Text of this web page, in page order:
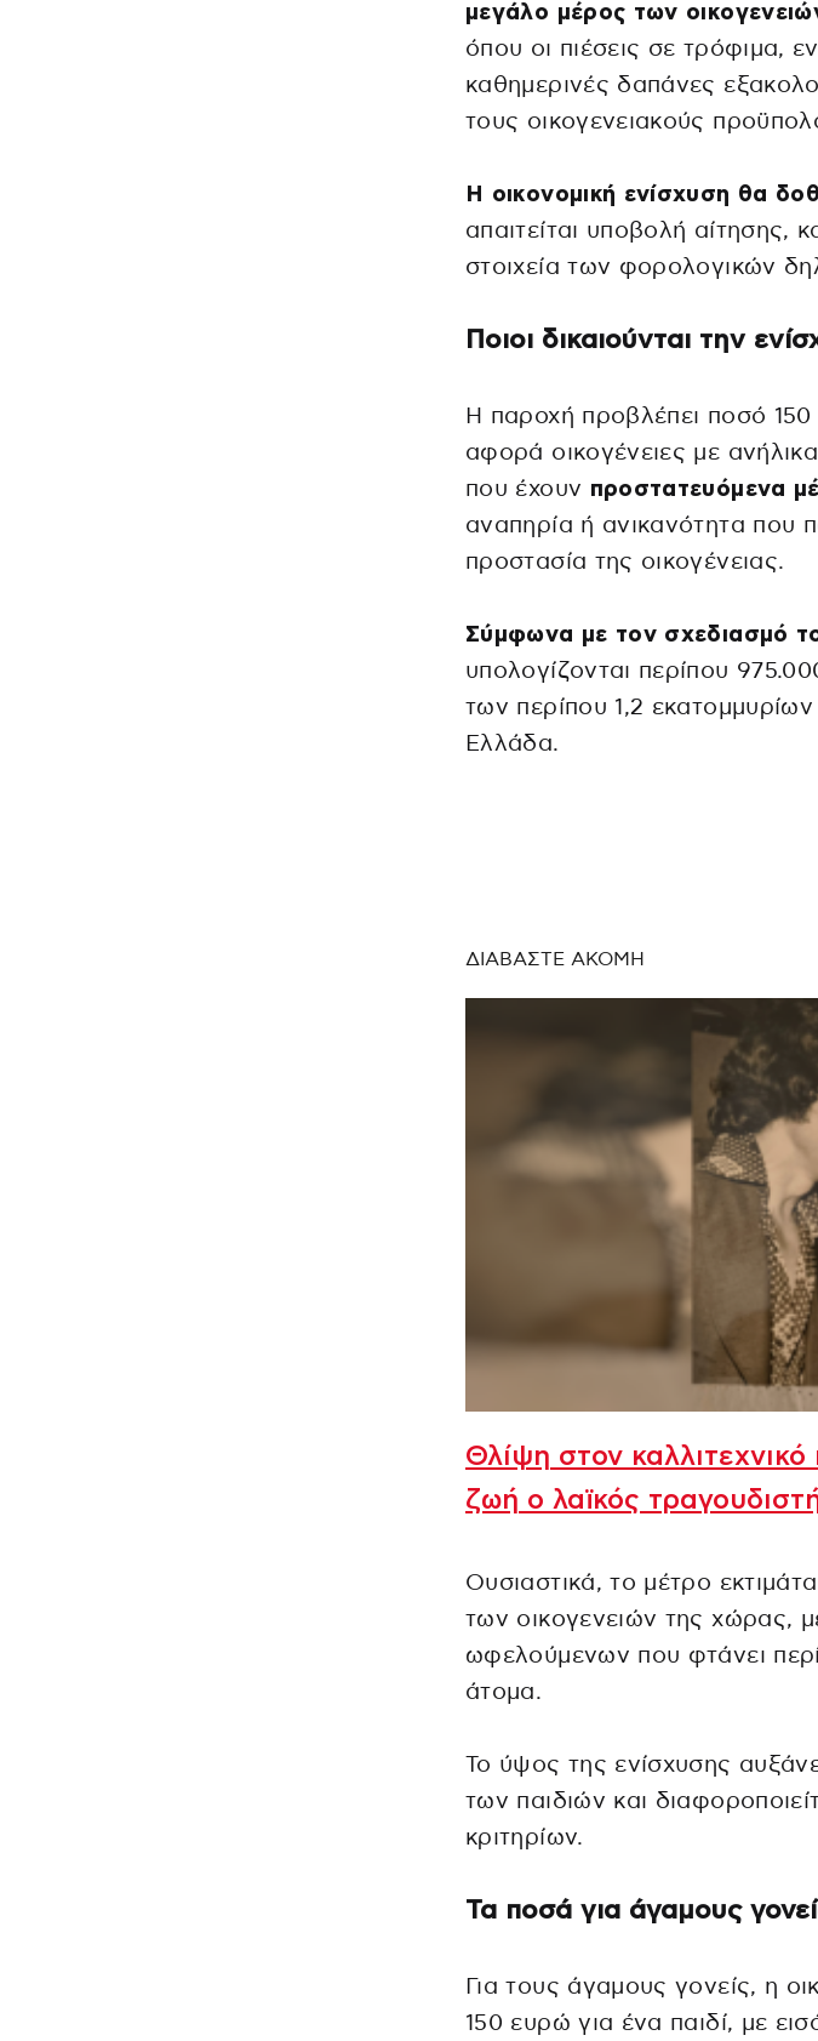
μεγάλο μέρος των
όπου οι πιέσεις σε τρόφιμα,
καθημερινές δαπάνες
τους οικογενειακούς
Η οικονομική ενίσχυση θα
απαιτείται υποβολή αίτησης,
στοιχεία των φορολογικών
Ποιοι δικαιούνται την
Η παροχή προβλέπει ποσό 150
αφορά οικογένειες με
που έχουν προστατευόμενα
αναπηρία ή ανικανότητα που
προστασία της οικογένειας.
Σύμφωνα με τον σχεδιασμό
υπολογίζονται περίπου
των περίπου 1,2
Ελλάδα.
ΔΙΑΒΑΣΤΕ ΑΚΟΜΗ
Θλίψη στον
ζωή ο λαϊκός
Ουσιαστικά, το μέτρο
των οικογενειών της χώρας,
ωφελούμενων που φτάνει
άτομα.
Το ύψος της ενίσχυσης
των παιδιών και
κριτηρίων.
Τα ποσά για άγαμους
Για τους άγαμους γονείς, η
150 ευρώ για ένα παιδί, με